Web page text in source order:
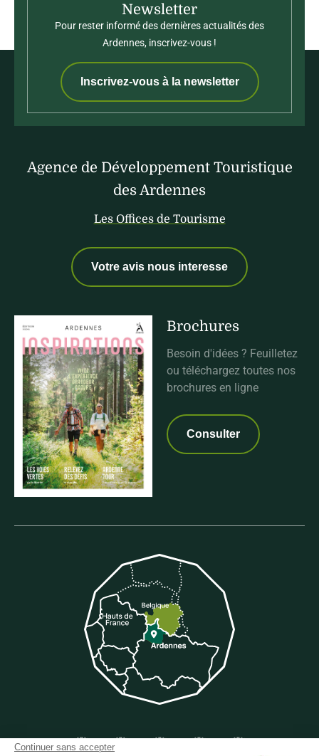
Newsletter
Pour rester informé des dernières actualités des
Ardennes, inscrivez-vous !
Inscrivez-vous à la newsletter
Agence de Développement Touristique
des Ardennes
Les Offices de Tourisme
Votre avis nous interesse
Brochures
Besoin d'idées ? Feuilletez
ou téléchargez toutes nos
brochures en ligne
Consulter
Suivez-nous sur Facebook
Continuer sans accepter